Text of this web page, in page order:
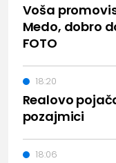
Voša
Medo, dobro
FOTO
Realovo
pozajmici
18:20
18:06